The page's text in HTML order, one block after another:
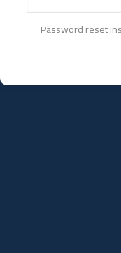
Password reset